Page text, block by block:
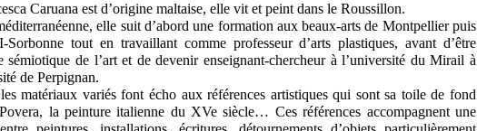
Caruana est d’origine maltaise, elle vit et peint dans le Roussillon.
elle suit d’abord une formation aux beaux-arts de Montpellier puis
tout en travaillant comme professeur d’arts plastiques, avant d’être
sémiotique de l’art et de devenir enseignant-chercheur à l’université du Mirail à
de Perpignan.
matériaux variés font écho aux références artistiques qui sont sa toile de fond
la peinture italienne du XVe siècle… Ces références accompagnent une